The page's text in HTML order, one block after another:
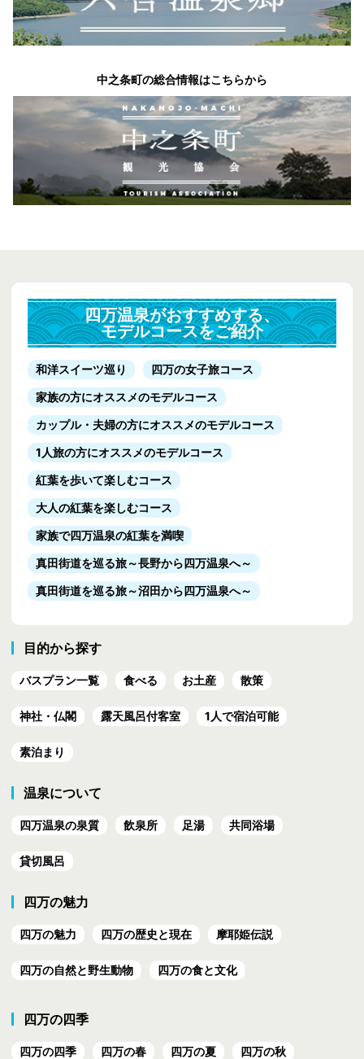
中之条町の総合情報はこちらから
四万温泉がおすすめする、
モデルコースをご紹介
和洋スイーツ巡り
四万の女子旅コース
家族の方にオススメのモデルコース
カップル・夫婦の方にオススメのモデルコース
1人旅の方にオススメのモデルコース
紅葉を歩いて楽しむコース
大人の紅葉を楽しむコース
家族で四万温泉の紅葉を満喫
真田街道を巡る旅～長野から四万温泉へ～
真田街道を巡る旅～沼田から四万温泉へ～
目的から探す
バスプラン一覧 食べる お土産 散策
神社・仏閣 露天風呂付客室 1人で宿泊可能
素泊まり
温泉について
四万温泉の泉質 飲泉所 足湯 共同浴場
貸切風呂
四万の魅力
四万の魅力 四万の歴史と現在 摩耶姫伝説
四万の自然と野生動物 四万の食と文化
四万の四季
四万の四季 四万の春 四万の夏 四万の秋